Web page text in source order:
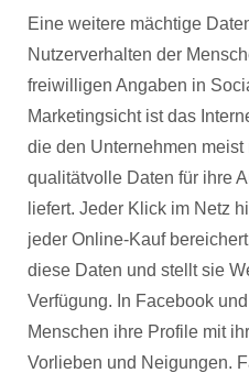
Eine weitere mächtige
Nutzerverhalten der
freiwilligen Angaben in
Marketingsicht ist das
die den Unternehmen meist
qualitätvolle Daten für ihre
liefert. Jeder Klick im Netz
jeder Online-Kauf
diese Daten und stellt sie
Verfügung. In Facebook
Menschen ihre Profile mit
Vorlieben und Neigungen.